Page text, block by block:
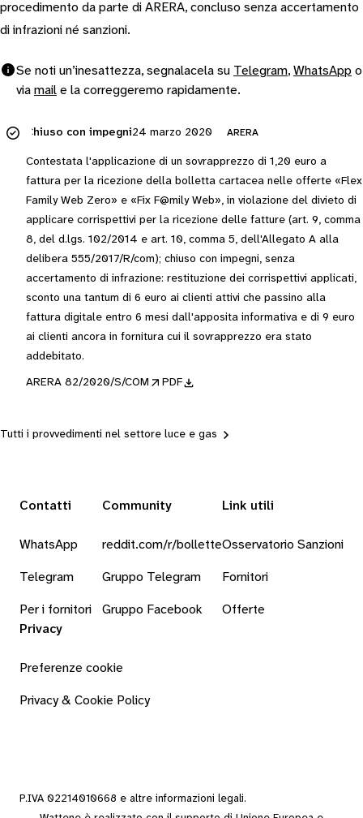
procedimento da parte di ARERA, concluso senza accertamento
di infrazioni né sanzioni.
Se noti un’inesattezza, segnalacela su Telegram, WhatsApp o
via mail e la correggeremo rapidamente.
Chiuso con impegni24 marzo 2020 ARERA
Contestata l'applicazione di un sovrapprezzo di 1,20 euro a
fattura per la ricezione della bolletta cartacea nelle offerte «Flex
Family Web Zero» e «Fix F@mily Web», in violazione del divieto di
applicare corrispettivi per la ricezione delle fatture (art. 9, comma
8, del d.lgs. 102/2014 e art. 10, comma 5, dell'Allegato A alla
delibera 555/2017/R/com); chiuso con impegni, senza
accertamento di infrazione: restituzione dei corrispettivi applicati,
sconto una tantum di 6 euro ai clienti attivi che passino alla
fattura digitale entro 6 mesi dall'apposita informativa e di 9 euro
ai clienti ancora in fornitura cui il sovrapprezzo era stato
addebitato.
ARERA 82/2020/S/COM PDF
Tutti i provvedimenti nel settore luce e gas
Contatti
WhatsApp
Telegram
Per i fornitori
Community
reddit.com/r/bollette
Gruppo Telegram
Gruppo Facebook
Link utili
Osservatorio Sanzioni
Fornitori
Offerte
Privacy
Preferenze cookie
Privacy & Cookie Policy
P.IVA 02214010668 e altre informazioni legali.